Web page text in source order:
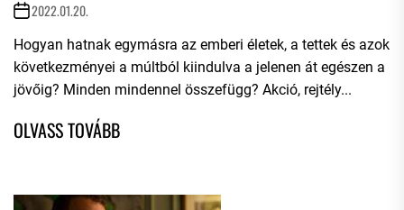
2022.01.20.
Hogyan hatnak egymásra az emberi életek, a tettek és azok
következményei a múltból kiindulva a jelenen át egészen a
jövőig? Minden mindennel összefügg? Akció, rejtély...